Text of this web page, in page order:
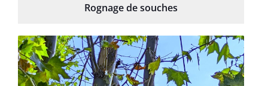
Rognage de souches